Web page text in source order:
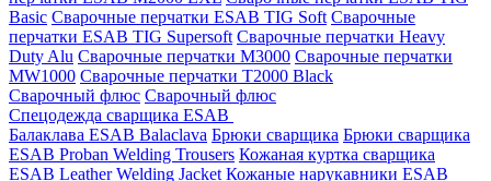
Basic Сварочные перчатки ESAB TIG Soft Сварочные
перчатки ESAB TIG Supersoft Сварочные перчатки Heavy
Duty Alu Сварочные перчатки M3000 Сварочные перчатки
MW1000 Сварочные перчатки T2000 Black
Сварочный флюс Сварочный флюс
Спецодежда сварщика ESAB
Балаклава ESAB Balaclava Брюки сварщика Брюки сварщика
ESAB Proban Welding Trousers Кожаная куртка сварщика
ESAB Leather Welding Jacket Кожаные нарукавники ESAB